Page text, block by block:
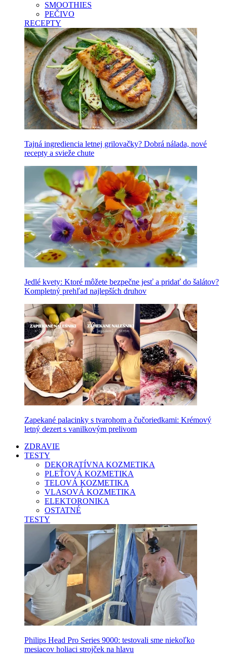
SMOOTHIES
PEČIVO
RECEPTY
Tajná ingrediencia letnej grilovačky? Dobrá nálada, nové
recepty a svieže chute
Jedlé kvety: Ktoré môžete bezpečne jesť a pridať do šalátov?
Kompletný prehľad najlepších druhov
Zapekané palacinky s tvarohom a čučoriedkami: Krémový
letný dezert s vanilkovým prelivom
ZDRAVIE
TESTY
DEKORATÍVNA KOZMETIKA
PLEŤOVÁ KOZMETIKA
TELOVÁ KOZMETIKA
VLASOVÁ KOZMETIKA
ELEKTORONIKA
OSTATNÉ
TESTY
Philips Head Pro Series 9000: testovali sme niekoľko
mesiacov holiaci strojček na hlavu